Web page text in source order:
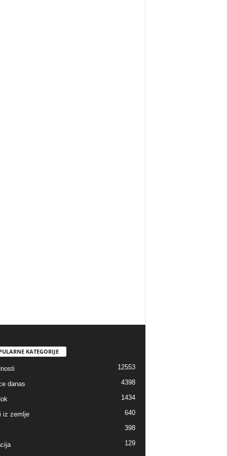
KATEGORIJE
12553
danas 4398
1434
iz zemlje 640
398
129